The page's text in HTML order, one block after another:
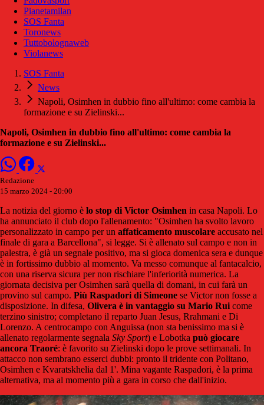
Pianetamilan
SOS Fanta
Toronews
Tuttobolognaweb
Violanews
SOS Fanta
News
Napoli, Osimhen in dubbio fino all'ultimo: come cambia la
formazione e su Zielinski...
Napoli, Osimhen in dubbio fino all'ultimo: come cambia la
formazione e su Zielinski...
Redazione
15 marzo 2024 - 20:00
La notizia del giorno è lo stop di Victor Osimhen in casa Napoli. Lo
ha annunciato il club dopo l'allenamento: "Osimhen ha svolto lavoro
personalizzato in campo per un affaticamento muscolare accusato nel
finale di gara a Barcellona", si legge. Si è allenato sul campo e non in
palestra, è già un segnale positivo, ma si gioca domenica sera e dunque
è in fortissimo dubbio al momento. Va messo comunque al fantacalcio,
con una riserva sicura per non rischiare l'inferiorità numerica. La
giornata decisiva per Osimhen sarà quella di domani, in cui farà un
provino sul campo. Più Raspadori di Simeone se Victor non fosse a
disposizione. In difesa, Olivera è in vantaggio su Mario Rui come
terzino sinistro; completano il reparto Juan Jesus, Rrahmani e Di
Lorenzo. A centrocampo con Anguissa (non sta benissimo ma si è
allenato regolarmente segnala Sky Sport) e Lobotka può giocare
ancora Traoré: è favorito su Zielinski dopo le prove settimanali. In
attacco non sembrano esserci dubbi: pronto il tridente con Politano,
Osimhen e Kvaratskhelia dal 1'. Mina vagante Raspadori, è la prima
alternativa, ma al momento più a gara in corso che dall'inizio.